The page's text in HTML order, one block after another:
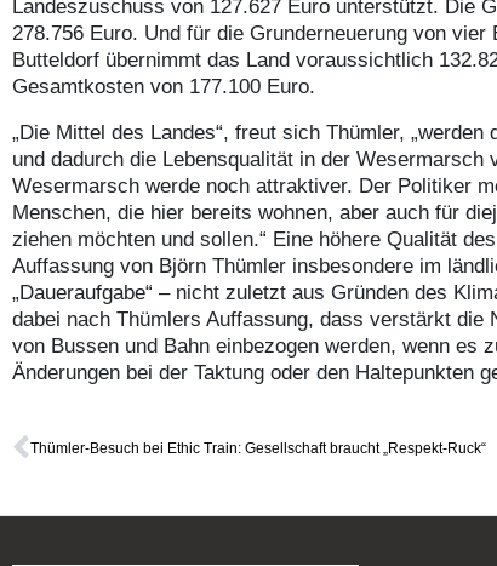
Landeszuschuss von 127.627 Euro unterstützt. Die
278.756 Euro. Und für die Grunderneuerung von vier
Butteldorf übernimmt das Land voraussichtlich
Gesamtkosten von 177.100 Euro.
„Die Mittel des Landes“, freut sich Thümler, „werden
und dadurch die Lebensqualität in der Wesermarsch
Wesermarsch werde noch attraktiver. Der Politiker
Menschen, die hier bereits wohnen, aber auch für
ziehen möchten und sollen.“ Eine höhere Qualität
Auffassung von Björn Thümler insbesondere im
„Daueraufgabe“ – nicht zuletzt aus Gründen des
dabei nach Thümlers Auffassung, dass verstärkt die
von Bussen und Bahn einbezogen werden, wenn es
Änderungen bei der Taktung oder den Haltepunkten
Thümler-Besuch bei Ethic Train: Gesellschaft braucht „Respekt-Ruck“